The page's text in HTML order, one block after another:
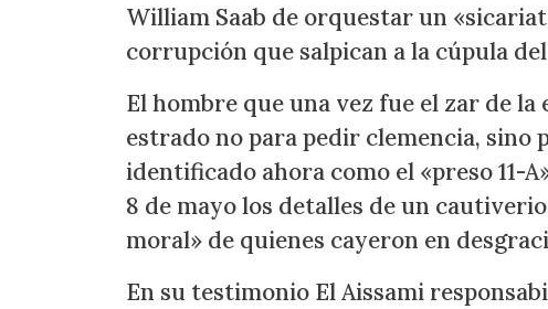
William Saab de orquestar un
corrupción que salpican a la cúpula
El hombre que una vez fue el zar de
estrado no para pedir clemencia, sino
identificado ahora como el «preso 11-
8 de mayo los detalles de un
moral» de quienes cayeron en
En su testimonio El Aissami